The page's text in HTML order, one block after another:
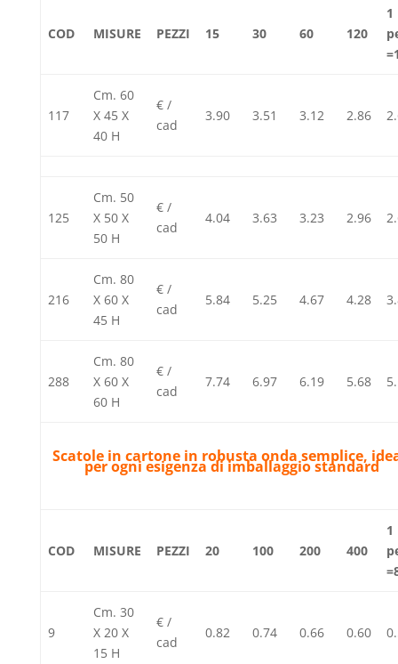
COD MISURE PEZZI 15 30 60 120
1
117
Cm. 60
X 45 X
40 H
€ /
cad
3.90 3.51 3.12 2.86
125
Cm. 50
X 50 X
50 H
€ /
cad
4.04 3.63 3.23 2.96
216
Cm. 80
X 60 X
45 H
€ /
cad
5.84 5.25 4.67 4.28
288
Cm. 80
X 60 X
60 H
€ /
cad
7.74 6.97 6.19 5.68
Scatole in cartone in robusta onda semplice,
per ogni esigenza di imballaggio standard
COD MISURE PEZZI 20 100 200 400
1
9
Cm. 30
X 20 X
15 H
€ /
cad
0.82 0.74 0.66 0.60